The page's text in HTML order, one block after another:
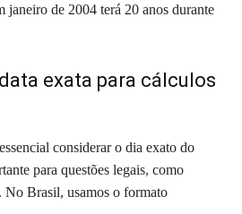
janeiro de 2004 terá 20 anos durante
exata para cálculos
considerar o dia exato do
para questões legais, como
No Brasil, usamos o formato